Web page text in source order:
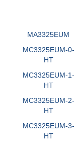
MA3325EUM
MC3325EUM-0-
HT
MC3325EUM-1-
HT
MC3325EUM-2-
HT
MC3325EUM-3-
HT